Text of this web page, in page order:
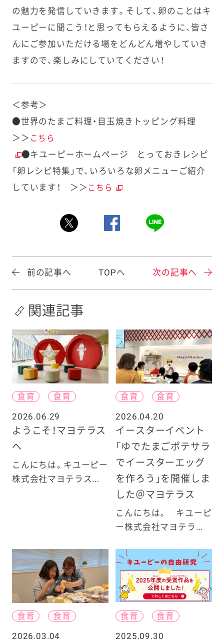
の魅力を発信していきます。そして、卵のことはキ
ユーピーに聞こう！と思ってもらえるように、皆さ
んにご参加いただける場をどんどん増やしていき
ますので、楽しみにしていてください！
＜参考＞
●世界のたまご料理・目玉焼きトッピング料理
＞＞ こちら
●キユーピーホームページ とっておきレシピ
「卵レシピ特集」で、いろいろな卵メニューご紹介
しています！ ＞＞ こちら
前の記事へ TOPへ 次の記事へ
関連記事
食育
食育
2026.06.29
ようこそ！マヨテラス
へ
こんにちは。キユーピー
株式会社マヨテラス...
食育
食育
2026.04.20
イースターイベント
「ゆでたまごポテサラ
でイースターエッグ
を作ろう」を開催しま
した＠マヨテラス
こんにちは。 キユーピ
ー株式会社マヨテラ...
食育
食育
2026.03.04
食育
食育
2025.09.30